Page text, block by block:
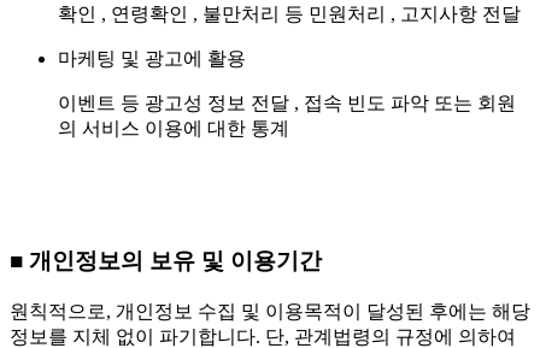
확인 , 연령확인 , 불만처리 등 민원처리 , 고지사항 전달
마케팅 및 광고에 활용
이벤트 등 광고성 정보 전달 , 접속 빈도 파악 또는 회원
의 서비스 이용에 대한 통계
■ 개인정보의 보유 및 이용기간
원칙적으로, 개인정보 수집 및 이용목적이 달성된 후에는 해당
정보를 지체 없이 파기합니다. 단, 관계법령의 규정에 의하여